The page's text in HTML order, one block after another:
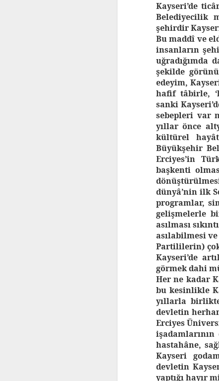
Kayseri’de
Belediyecilik
şehirdir
Bu maddî ve
insanların
uğradığımda
şekilde
edeyim,
hafif tâbirle,
sanki
sebepleri var
yıllar önce
kültürel
Büyükşehir
Erciyes’in
başkenti
dünyâ’nin ilk
programlar,
gelişmelerle
asılması
asılabilmesi
Partililerin)
Kayseri’de
görmek dahi
Her ne kadar
bu kesinlikle
yıllarla
devletin
Erciyes
hastahâne,
Kayseri
devletin
yaptığı hayır